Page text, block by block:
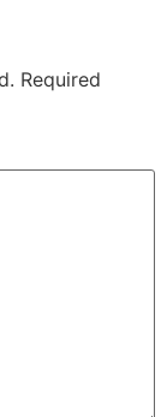
Required